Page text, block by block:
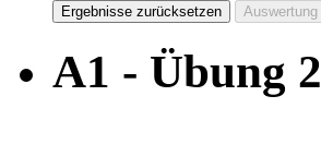
Ergebnisse zurücksetzen
A1 - Übung 2